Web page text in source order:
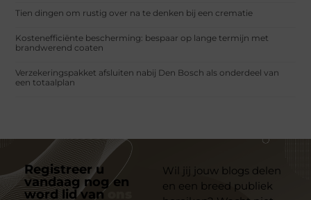
Tien dingen om rustig over na te denken bij een crematie
Kostenefficiënte bescherming: bespaar op lange termijn met
brandwerend coaten
Verzekeringspakket afsluiten nabij Den Bosch als onderdeel van
een totaalplan
Registreer u
vandaag nog en
word lid van
Wil jij jouw blogs delen
en een breed publiek